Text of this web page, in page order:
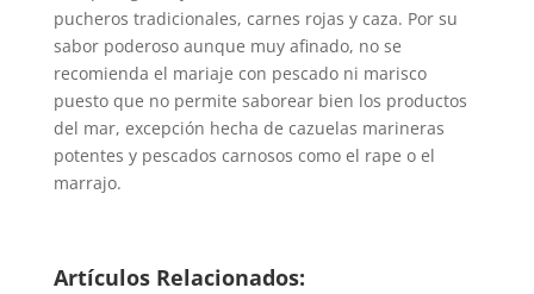
pucheros tradicionales, carnes rojas y caza. Por su
sabor poderoso aunque muy afinado, no se
recomienda el mariaje con pescado ni marisco
puesto que no permite saborear bien los productos
del mar, excepción hecha de cazuelas marineras
potentes y pescados carnosos como el rape o el
marrajo.
Artículos Relacionados: